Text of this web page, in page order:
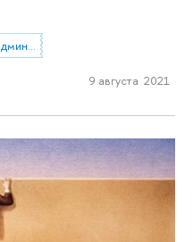
Высшая школа юриспруденции и администрирования
9 августа 2021